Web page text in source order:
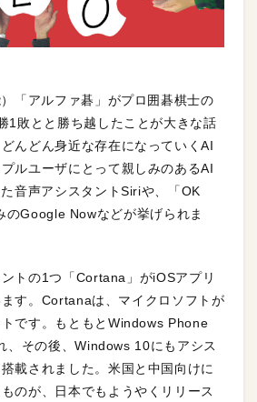
「アルファ碁」がプロ囲碁棋士の
1敗とと勝ち越したことが大きな話
んどん身近な存在になっていくAI
ルユーザにとって親しみのあるAI
音声アシスタントSiriや、「OK
のGoogle Nowなどが挙げられま
トの1つ「Cortana」がiOSアプリ
す。Cortanaは、マイクロソフトが
です。もともとWindows Phone
、その後、Windows 10にもアシス
載されました。米国と中国向けに
のが、日本でもようやくリリース